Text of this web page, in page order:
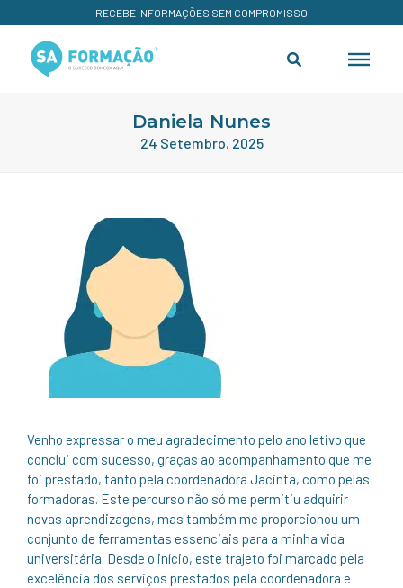
RECEBE INFORMAÇÕES SEM COMPROMISSO
Daniela Nunes
24 Setembro, 2025
Venho expressar o meu agradecimento pelo ano letivo que
conclui com sucesso, graças ao acompanhamento que me
foi prestado, tanto pela coordenadora Jacinta, como pelas
formadoras. Este percurso não só me permitiu adquirir
novas aprendizagens, mas também me proporcionou um
conjunto de ferramentas essenciais para a minha vida
universitária. Desde o início, este trajeto foi marcado pela
excelência dos serviços prestados pela coordenadora e